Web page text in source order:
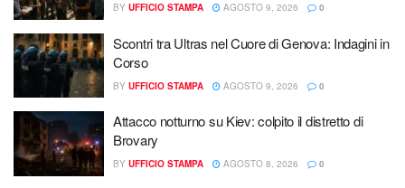
BY UFFICIO STAMPA AGOSTO 9, 2026 0
Scontri tra Ultras nel Cuore di Genova: Indagini in
Corso
BY UFFICIO STAMPA AGOSTO 9, 2026 0
Attacco notturno su Kiev: colpito il distretto di
Brovary
BY UFFICIO STAMPA AGOSTO 8, 2026 0